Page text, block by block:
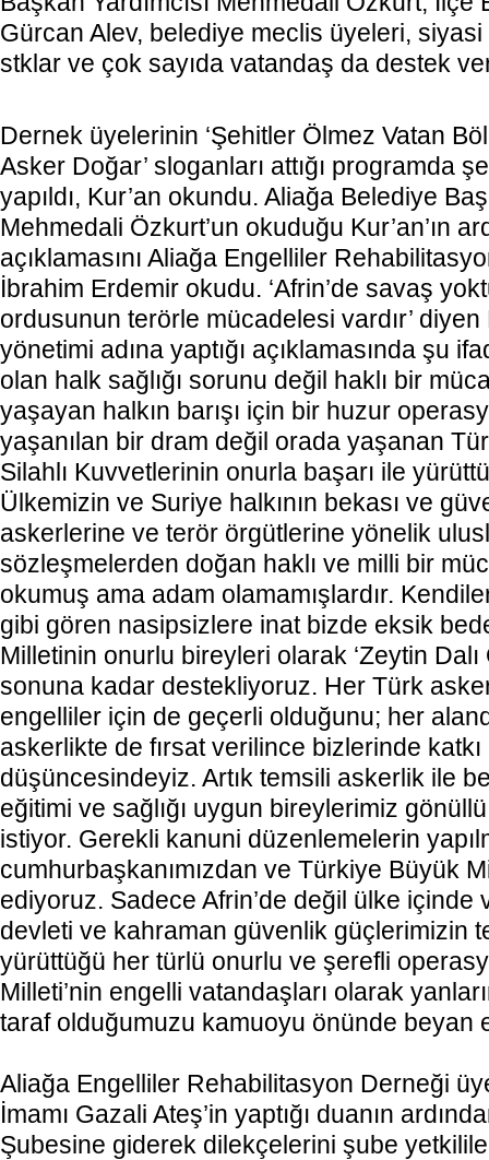
Gürcan Alev, belediye meclis üyeleri,
stklar ve çok sayıda vatandaş da destek
Dernek üyelerinin ‘Şehitler Ölmez Vatan
Asker Doğar’ sloganları attığı programda
yapıldı, Kur’an okundu. Aliağa Belediye
Mehmedali Özkurt’un okuduğu Kur’an’ın
açıklamasını Aliağa Engelliler
İbrahim Erdemir okudu. ‘Afrin’de savaş
ordusunun terörle mücadelesi vardır’
yönetimi adına yaptığı açıklamasında şu
olan halk sağlığı sorunu değil haklı bir
yaşayan halkın barışı için bir huzur
yaşanılan bir dram değil orada yaşanan
Silahlı Kuvvetlerinin onurla başarı ile
Ülkemizin ve Suriye halkının bekası ve
askerlerine ve terör örgütlerine yönelik
sözleşmelerden doğan haklı ve milli bir
okumuş ama adam olamamışlardır.
gibi gören nasipsizlere inat bizde eksik
Milletinin onurlu bireyleri olarak ‘Zeytin Dalı
sonuna kadar destekliyoruz. Her Türk
engelliler için de geçerli olduğunu; her
askerlikte de fırsat verilince bizlerinde katkı
düşüncesindeyiz. Artık temsili askerlik ile
eğitimi ve sağlığı uygun bireylerimiz
istiyor. Gerekli kanuni düzenlemelerin
cumhurbaşkanımızdan ve Türkiye Büyük
ediyoruz. Sadece Afrin’de değil ülke içinde
devleti ve kahraman güvenlik güçlerimizin
yürüttüğü her türlü onurlu ve şerefli
Milleti’nin engelli vatandaşları olarak
taraf olduğumuzu kamuoyu önünde beyan
Aliağa Engelliler Rehabilitasyon Derneği
İmamı Gazali Ateş’in yaptığı duanın
Şubesine giderek dilekçelerini şube